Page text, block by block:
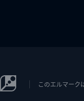
このエルマーク